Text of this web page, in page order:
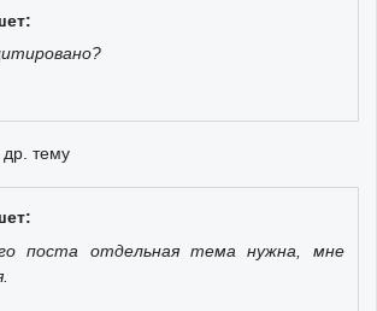
тему
поста отдельная тема нужна, мне